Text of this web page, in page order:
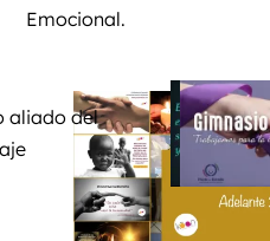
Emocional.
aliado del